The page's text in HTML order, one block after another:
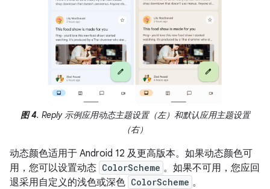
图 4. Reply 示例应用动态主题设置（左）和默认应用主题设置
（右）
动态颜色适用于 Android 12 及更高版本。如果动态颜色可
用，您可以设置动态 ColorScheme 。如果不可用，您应回
退采用自定义的浅色或深色 ColorScheme 。